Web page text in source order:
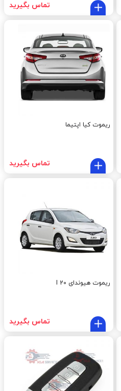
تماس بگیرید
ریموت کیا اپتیما
تماس بگیرید
ریموت هیوندای I 20
تماس بگیرید